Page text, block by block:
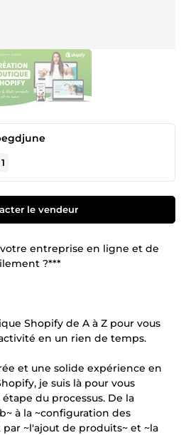
1
le vendeur
entreprise en ligne et de
?***
Shopify de A à Z pour vous
en un rien de temps.
et une solide expérience en
je suis là pour vous
du processus. De la
à la ~configuration des
~l'ajout de produits~ et ~la